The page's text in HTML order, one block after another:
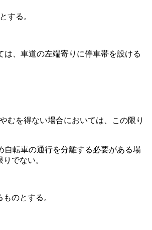
する。
、車道の左端寄りに停車帯を設ける
むを得ない場合においては、この限り
自転車の通行を分離する必要がある場
でない。
のとする。